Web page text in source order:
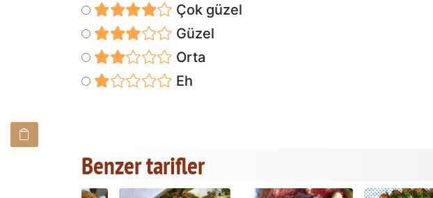
Çok güzel
Güzel
Orta
Eh
Benzer tarifler